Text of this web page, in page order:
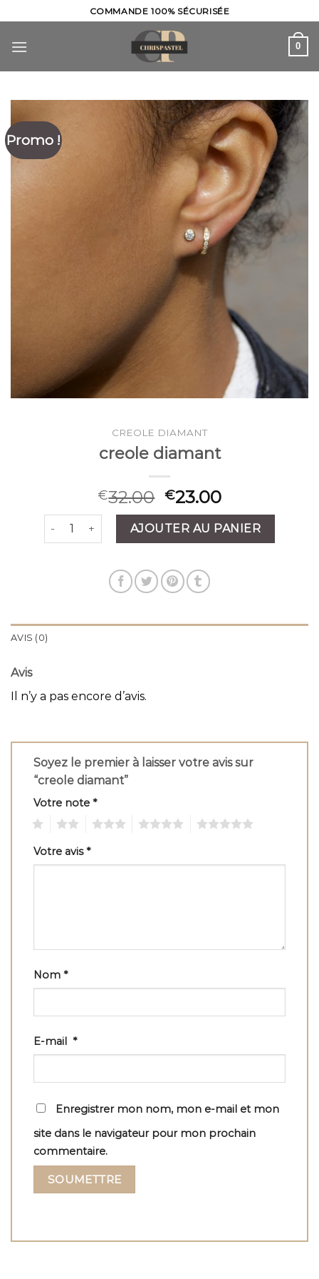
to
content
COMMANDE 100% SÉCURISÉE
0
Promo !
CREOLE DIAMANT
creole diamant
€32.00 €23.00
quantité de creole diamantAJOUTER AU PANIER
AVIS (0)
Avis
Il n’y a pas encore d’avis.
Soyez le premier à laisser votre avis sur
“creole diamant”
Votre note *
Votre avis*
Nom *
E-mail *
Enregistrer mon nom, mon e-mail et mon
site dans le navigateur pour mon prochain
commentaire.